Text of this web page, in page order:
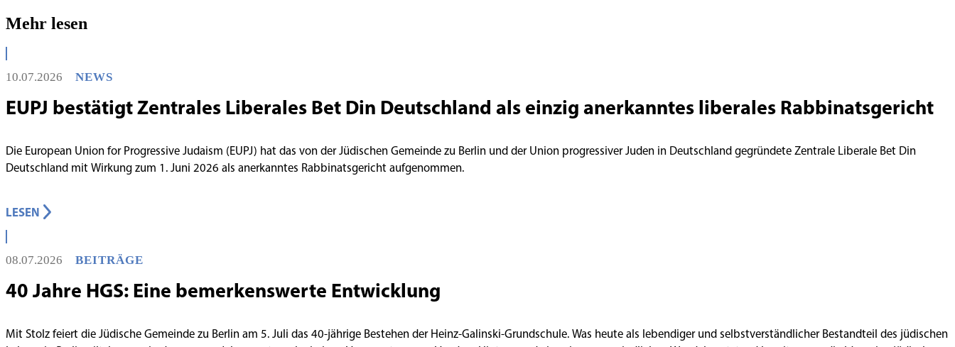
Mehr lesen
10.07.2026 NEWS
EUPJ bestätigt Zentrales Liberales Bet Din Deutschland als einzig anerkanntes liberales Rabbinatsgericht
Die European Union for Progressive Judaism (EUPJ) hat das von der Jüdischen Gemeinde zu Berlin und der Union progressiver Juden in Deutschland gegründete Zentrale Liberale Bet Din
Deutschland mit Wirkung zum 1. Juni 2026 als anerkanntes Rabbinatsgericht aufgenommen.
LESEN
08.07.2026 BEITRÄGE
40 Jahre HGS: Eine bemerkenswerte Entwicklung
Mit Stolz feiert die Jüdische Gemeinde zu Berlin am 5. Juli das 40-jährige Bestehen der Heinz-Galinski-Grundschule. Was heute als lebendiger und selbstverständlicher Bestandteil des jüdischen